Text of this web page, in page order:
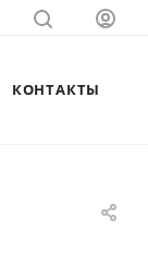
КОНТАКТЫ